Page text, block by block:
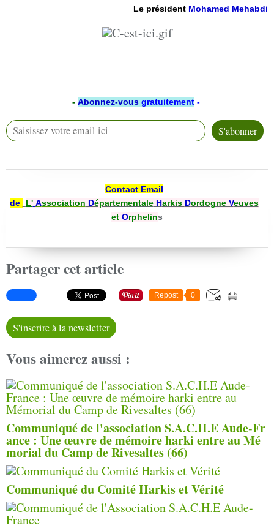
Le président Mohamed Mehabdi
- Abonnez-vous gratuitement -
Contact Email
de
L' Association DépartementaleHarkis DordogneVeuves
et Orphelins
Partager cet article
Repost 0
S'inscrire à la newsletter
Vous aimerez aussi :
Communiqué de l'association S.A.C.H.E Aude-Fr
ance : Une œuvre de mémoire harki entre au Mé
morial du Camp de Rivesaltes (66)
Communiqué du Comité Harkis et Vérité